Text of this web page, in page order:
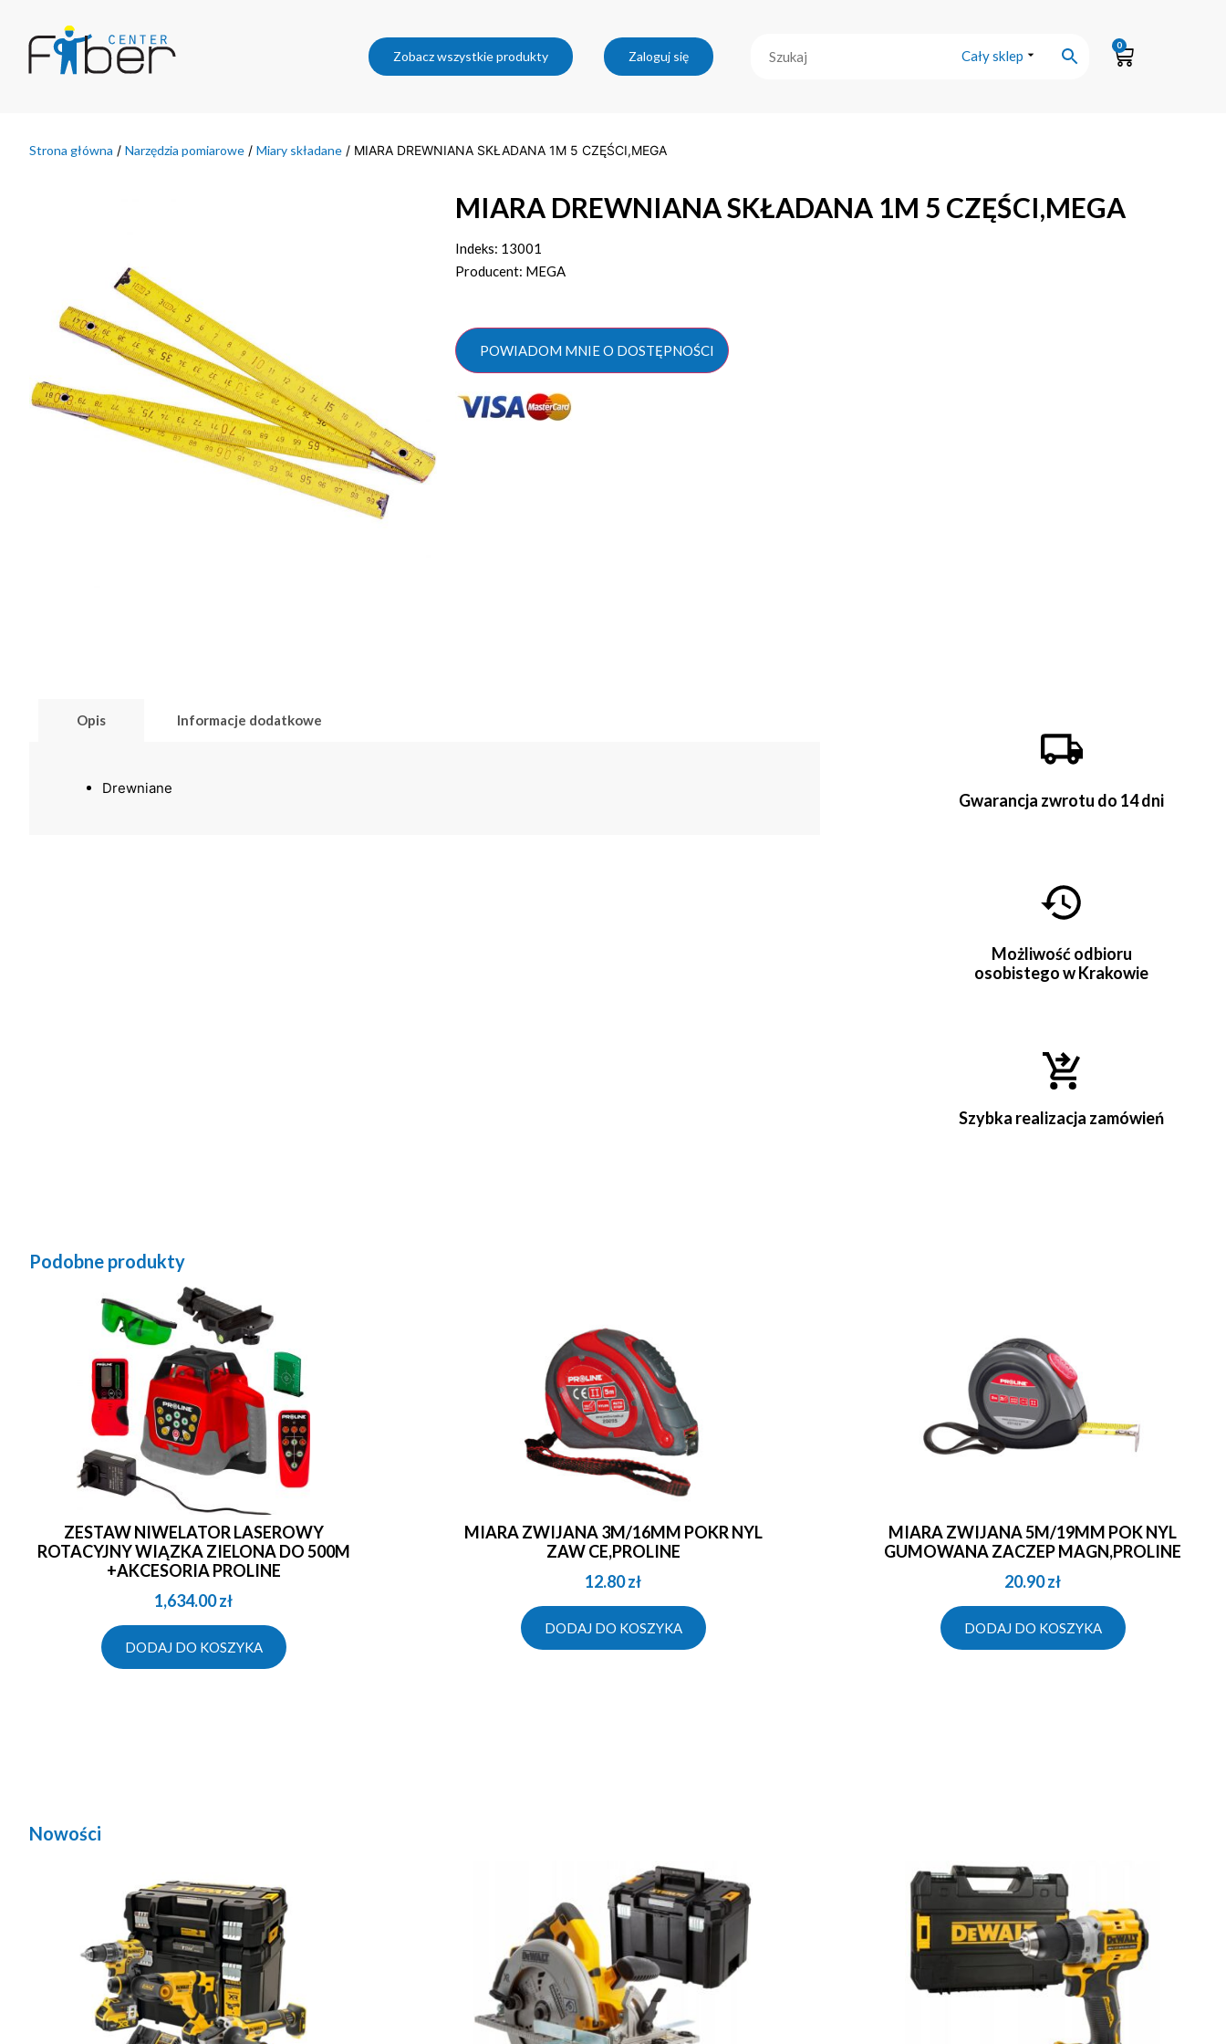
Zobacz wszystkie produkty Zaloguj się Cały sklep
0
Strona główna / Narzędzia pomiarowe / Miary składane / MIARA DREWNIANA SKŁADANA 1M 5 CZĘŚCI,MEGA
MIARA DREWNIANA SKŁADANA 1M 5 CZĘŚCI,MEGA
Indeks: 13001
Producent: MEGA
POWIADOM MNIE O DOSTĘPNOŚCI
Opis Informacje dodatkowe
Drewniane
Gwarancja zwrotu do 14 dni
Możliwość odbioru
osobistego w Krakowie
Szybka realizacja zamówień
Podobne produkty
ZESTAW NIWELATOR LASEROWY
ROTACYJNY WIĄZKA ZIELONA DO 500M
+AKCESORIA PROLINE
1,634.00zł
DODAJ DO KOSZYKA
MIARA ZWIJANA 3M/16MM POKR NYL
ZAW CE,PROLINE
12.80zł
DODAJ DO KOSZYKA
MIARA ZWIJANA 5M/19MM POK NYL
GUMOWANA ZACZEP MAGN,PROLINE
20.90zł
DODAJ DO KOSZYKA
Nowości